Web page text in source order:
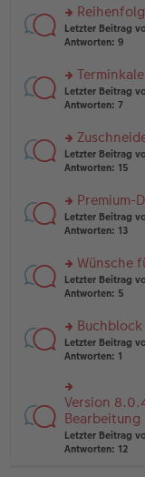
gB
ei
tr
g
n
g
el
e
n
er
tr
a
g
rs
te
n
g
el
e
n
er
tr
a
g
Letzter Beitrag
Antworten: 9
rs
te
n
g
el
e
n
er
tr
a
g
Letzter Beitrag
Antworten: 7
rs
te
n
g
el
e
n
er
tr
a
g
Letzter Beitrag
Antworten: 15
rs
te
n
g
el
e
n
er
tr
a
g
Premium-
Letzter Beitrag
Antworten: 13
rs
te
n
g
el
e
n
er
B
ei
tr
Wünsche
Letzter Beitrag
Antworten: 5
rs
te
u
n
g
el
es
e
Letzter Beitrag
Antworten: 1
rs
te
r
u
n
Version
Bearbeitung
Letzter Beitrag
Antworten: 12